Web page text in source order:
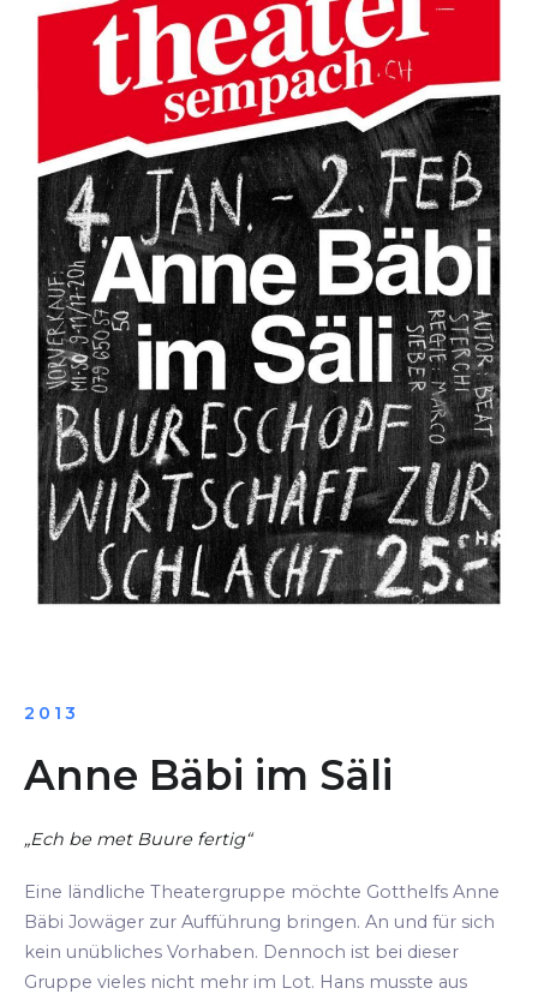
2013
Anne Bäbi im Säli
„Ech be met Buure fertig“
Eine ländliche Theatergruppe möchte Gotthelfs Anne
Bäbi Jowäger zur Aufführung bringen. An und für sich
kein unübliches Vorhaben. Dennoch ist bei dieser
Gruppe vieles nicht mehr im Lot. Hans musste aus